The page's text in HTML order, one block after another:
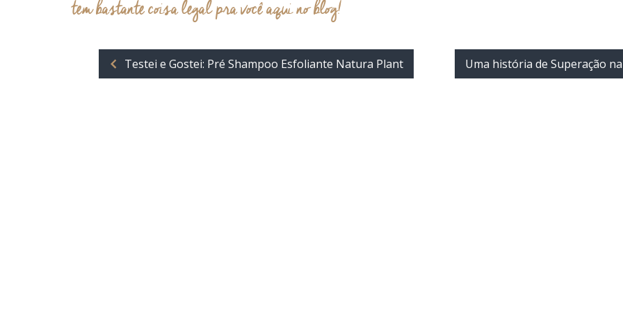
tem bastante coisa legal pra você aqui no blog!
Testei e Gostei: Pré Shampoo Esfoliante Natura Plant Uma história de Superação